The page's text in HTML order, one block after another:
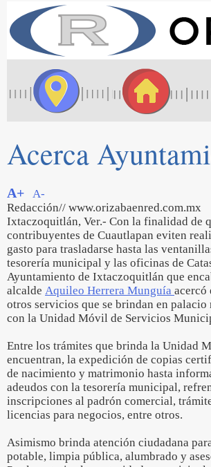
Acerca
A+
A-
Redacción// www.orizabaenred.com.mx
Ixtaczoquitlán, Ver.- Con la finalidad de
contribuyentes de Cuautlapan eviten
gasto para trasladarse hasta las
tesorería municipal y las oficinas de
Ayuntamiento de Ixtaczoquitlán que
alcalde Aquileo Herrera Munguía acercó
otros servicios que se brindan en
con la Unidad Móvil de Servicios
Entre los trámites que brinda la Unidad
encuentran, la expedición de copias
de nacimiento y matrimonio hasta
adeudos con la tesorería municipal,
inscripciones al padrón comercial,
licencias para negocios, entre otros.
Asimismo brinda atención ciudadana
potable, limpia pública, alumbrado y